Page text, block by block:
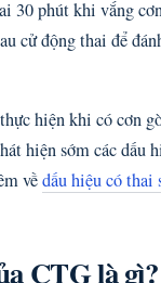
30 phút khi vắng
cử động thai để
hiện khi có cơn
hiện sớm các dấu
vềdấu hiệu có thai
CTG là gì?